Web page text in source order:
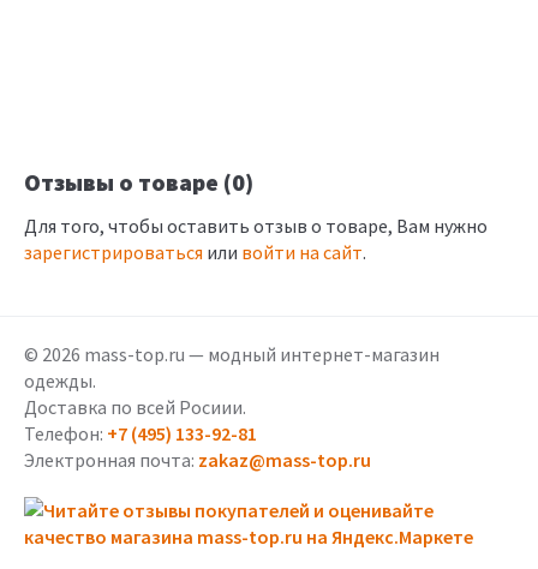
Отзывы о товаре (0)
Для того, чтобы оставить отзыв о товаре, Вам нужно
зарегистрироваться или войти на сайт.
© 2026 mass-top.ru — модный интернет-магазин
одежды.
Доставка по всей Росиии.
Телефон: +7 (495) 133-92-81
Электронная почта: zakaz@mass-top.ru